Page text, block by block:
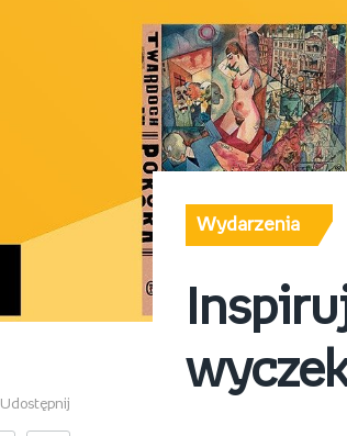
Udostępnij
Wydarzenia